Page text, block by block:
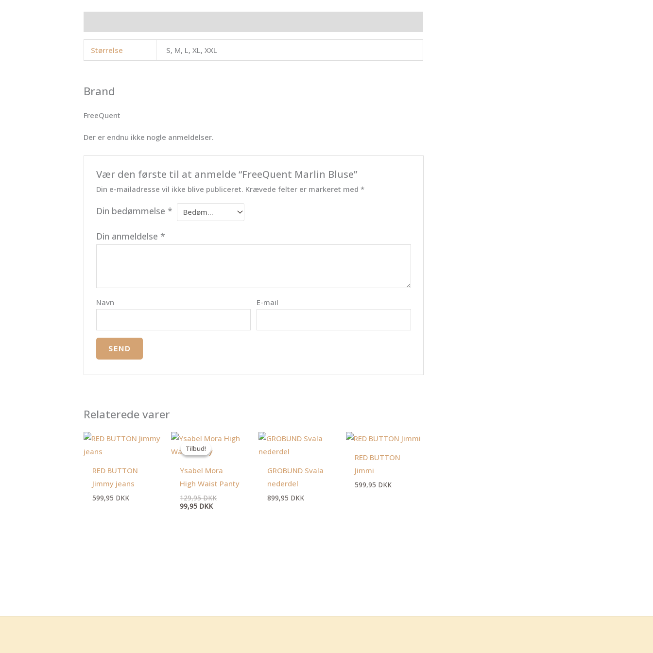
Størrelse S, M, L, XL, XXL
Brand
FreeQuent
Der er endnu ikke nogle anmeldelser.
Vær den første til at anmelde “FreeQuent Marlin Bluse”
Din e-mailadresse vil ikke blive publiceret. Krævede felter er markeret med*
Din bedømmelse *
Din anmeldelse *
Navn E-mail
Relaterede varer
RED BUTTON
Jimmy jeans
599,95 DKK
Tilbud!
Tilbud!
Ysabel Mora
High Waist Panty
129,95DKK
Den
oprindelige
129,95 DKK.
99,95 DKK
Den
aktuelle
pris
99,95 DKK.
GROBUND Svala
nederdel
899,95 DKK
RED BUTTON
Jimmi
599,95 DKK